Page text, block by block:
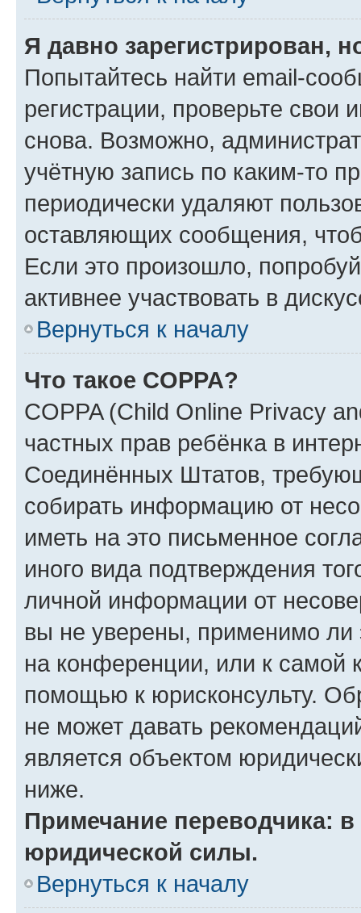
Я давно зарегистрирован,
Попытайтесь найти email-
регистрации, проверьте свои
снова. Возможно,
учётную запись по каким-то
периодически удаляют
оставляющих сообщения,
Если это произошло,
активнее участвовать в
Вернуться к началу
Что такое COPPA?
COPPA (Child Online Privacy
частных прав ребёнка в
Соединённых Штатов,
собирать информацию от
иметь на это письменное
иного вида подтверждения
личной информации от
вы не уверены, применимо ли
на конференции, или к самой
помощью к юрисконсульту.
не может давать
является объектом
ниже.
Примечание переводчика:
юридической силы.
Вернуться к началу